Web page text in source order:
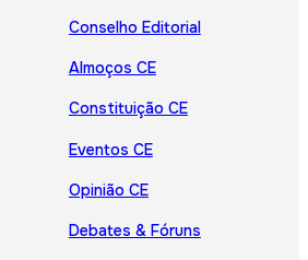
Conselho Editorial
Almoços CE
Constituição CE
Eventos CE
Opinião CE
Debates & Fóruns